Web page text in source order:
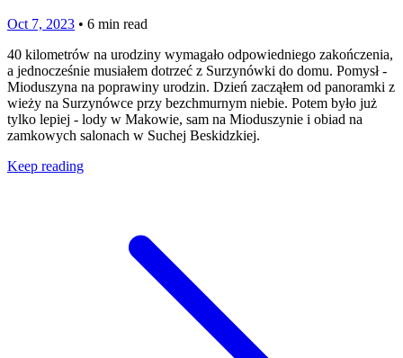
Oct 7, 2023 • 6 min read
40 kilometrów na urodziny wymagało odpowiedniego zakończenia,
a jednocześnie musiałem dotrzeć z Surzynówki do domu. Pomysł -
Mioduszyna na poprawiny urodzin. Dzień zacząłem od panoramki z
wieży na Surzynówce przy bezchmurnym niebie. Potem było już
tylko lepiej - lody w Makowie, sam na Mioduszynie i obiad na
zamkowych salonach w Suchej Beskidzkiej.
Keep reading